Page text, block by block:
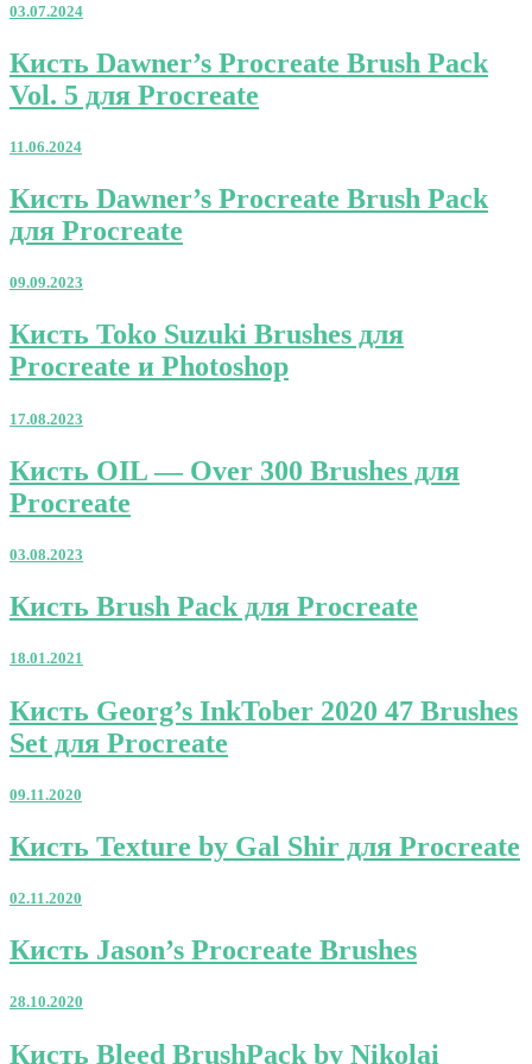
03.07.2024
Кисть
Dawner’s
Procreate
Pack
5
для
Procreate
Кисть Dawner’s Procreate Brush Pack
Vol. 5 для Procreate
11.06.2024
Кисть
Dawner’s
Procreate
Pack
Procreate
Кисть Dawner’s Procreate Brush Pack
для Procreate
09.09.2023
Кисть
Toko
Suzuki
для
и
Photoshop
Кисть Toko Suzuki Brushes для
Procreate и Photoshop
17.08.2023
Кисть
OIL
—
300
для
Procreate
Кисть OIL — Over 300 Brushes для
Procreate
03.08.2023
Кисть
Brush
для
Кисть Brush Pack для Procreate
18.01.2021
Кисть
Georg’s
InkTober
47
Set
для
Кисть Georg’s InkTober 2020 47 Brushes
Set для Procreate
09.11.2020
Кисть
Texture
Gal
для
Procreate
Кисть Texture by Gal Shir для Procreate
02.11.2020
Кисть
Jason’s
Brushes
Кисть Jason’s Procreate Brushes
28.10.2020
Кисть
Кисть Bleed BrushPack by Nikolai